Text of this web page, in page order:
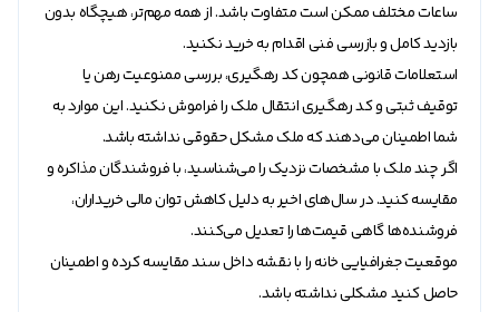
ساعات مختلف ممکن است متفاوت باشد. از همه مهم‌تر، هیچگاه بدون
بازدید کامل و بازرسی فنی اقدام به خرید نکنید.
استعلامات قانونی همچون کد رهگیری، بررسی ممنوعیت رهن یا
توقیف ثبتی و کد رهگیری انتقال ملک را فراموش نکنید. این موارد به
شما اطمینان می‌دهند که ملک مشکل حقوقی نداشته باشد.
اگر چند ملک با مشخصات نزدیک را می‌شناسید، با فروشندگان مذاکره و
مقایسه کنید. در سال‌های اخیر به دلیل کاهش توان مالی خریداران،
فروشنده‌ها گاهی قیمت‌ها را تعدیل می‌کنند.
موقعیت جغرافیایی خانه را با نقشه داخل سند مقایسه کرده و اطمینان
حاصل کنید مشکلی نداشته باشد.